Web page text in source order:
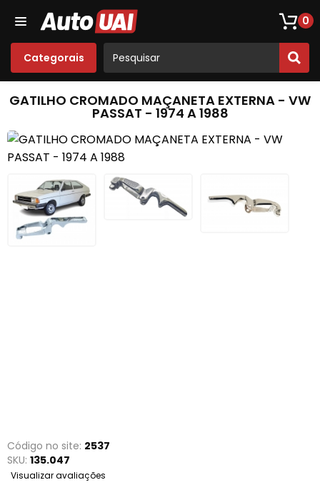
0
Categorais
Loja De Peças De Fusca Som
GATILHO CROMADO MAÇANETA EXTERNA - VW
PASSAT - 1974 A 1988
Código no site: 2537
SKU: 135.047
Visualizar avaliações